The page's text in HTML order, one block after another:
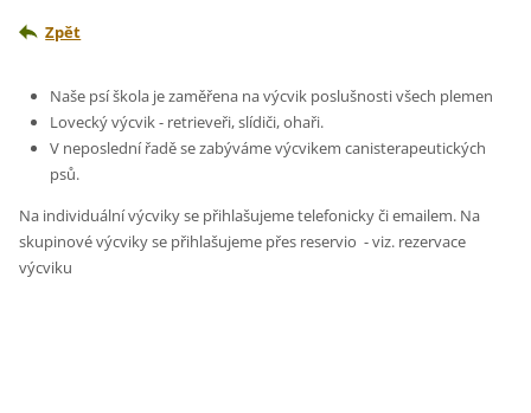
Zpět
Naše psí škola je zaměřena na výcvik poslušnosti všech plemen
Lovecký výcvik - retrieveři, slídiči, ohaři.
V neposlední řadě se zabýváme výcvikem canisterapeutických
psů.
Na individuální výcviky se přihlašujeme telefonicky či emailem. Na
skupinové výcviky se přihlašujeme přes reservio - viz. rezervace
výcviku